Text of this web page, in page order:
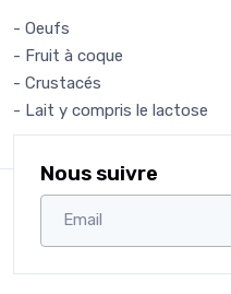
- Oeufs
- Fruit à coque
- Crustacés
- Lait y compris le lactose
Nous suivre